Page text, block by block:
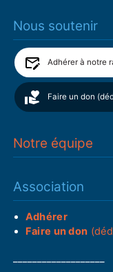
Nous soutenir
Adhérer à notre
Faire un don
Notre équipe
Association
Adhérer
Faire un don